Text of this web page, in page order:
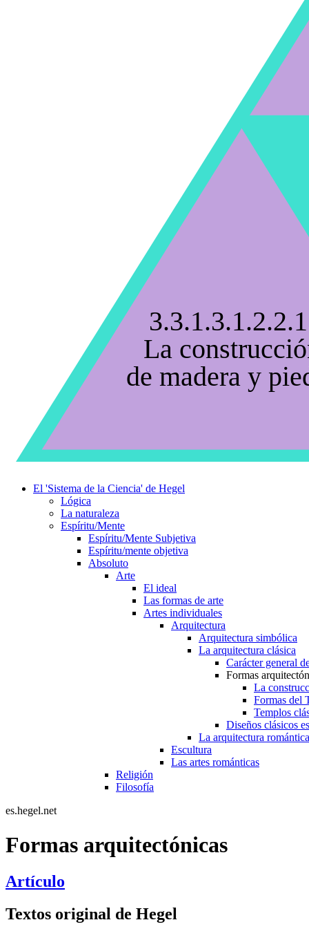
La
de madera y
El 'Sistema de la Ciencia' de Hegel
Lógica
La naturaleza
Espíritu/Mente
Espíritu/Mente Subjetiva
Espíritu/mente objetiva
Absoluto
Arte
El ideal
Las formas de arte
Artes individuales
Arquitectura
Arquitectura simbólica
La arquitectura clásica
Carácter general
Formas
La
Formas del
Templos
Diseños clásicos
La arquitectura romántica
Escultura
Las artes románticas
Religión
Filosofía
es.hegel.net
Formas arquitectónicas
Artículo
Textos original de Hegel